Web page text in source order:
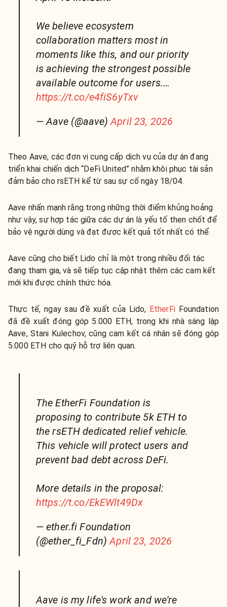
We believe ecosystem
collaboration matters most in
moments like this, and our priority
is achieving the strongest possible
available outcome for users.…
https://t.co/e4fiS6yTxv
— Aave (@aave)April 23, 2026
Theo Aave, các đơn vị cung cấp dịch vụ của dự án đang
triển khai chiến dịch “DeFi United” nhằm khôi phục tài sản
đảm bảo cho rsETH kể từ sau sự cố ngày 18/04.
Aave nhấn mạnh rằng trong những thời điểm khủng hoảng
như vậy, sự hợp tác giữa các dự án là yếu tố then chốt để
bảo vệ người dùng và đạt được kết quả tốt nhất có thể.
Aave cũng cho biết Lido chỉ là một trong nhiều đối tác
đang tham gia, và sẽ tiếp tục cập nhật thêm các cam kết
mới khi được chính thức hóa.
Thực tế, ngay sau đề xuất của Lido, EtherFiFoundation
đã đề xuất đóng góp 5.000 ETH, trong khi nhà sáng lập
Aave, Stani Kulechov, cũng cam kết cá nhân sẽ đóng góp
5.000 ETH cho quỹ hỗ trợ liên quan.
The EtherFi Foundation is
proposing to contribute 5k ETH to
the rsETH dedicated relief vehicle.
This vehicle will protect users and
prevent bad debt across DeFi.
More details in the proposal:
https://t.co/EkEWlt49Dx
— ether.fi Foundation
(@ether_fi_Fdn)April 23, 2026
Aave is my life's work and we're